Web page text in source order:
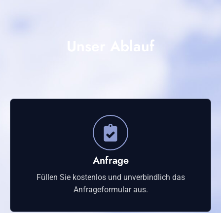
Unser Ablauf
Anfrage
Füllen Sie kostenlos und unverbindlich das
Anfrageformular aus.